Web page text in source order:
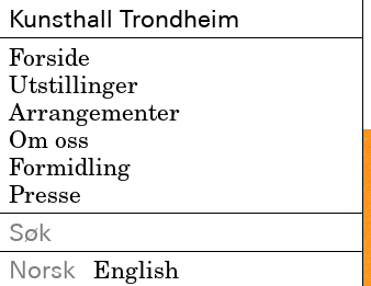
Kunsthall Trondheim
Forside
Utstillinger
Arrangementer
Om oss
Formidling
Presse
Norsk
English